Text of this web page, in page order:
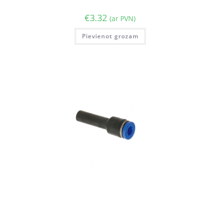
€3.32 (ar PVN)
Pievienot grozam